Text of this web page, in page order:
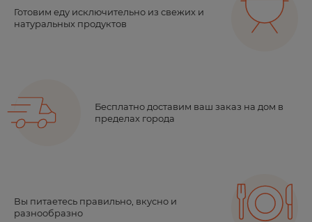
Готовим еду исключительно из свежих и
натуральных продуктов
Бесплатно доставим ваш заказ на дом в
пределах города
Вы питаетесь правильно, вкусно и
разнообразно